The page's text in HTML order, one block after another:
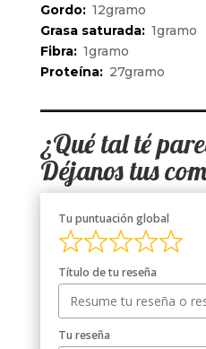
Gordo: 12gramo
Grasa saturada: 1gramo
Fibra: 1gramo
Proteína: 27gramo
¿Qué tal té
Déjanos tus
Tu puntuación global
Título de tu reseña
Tu reseña